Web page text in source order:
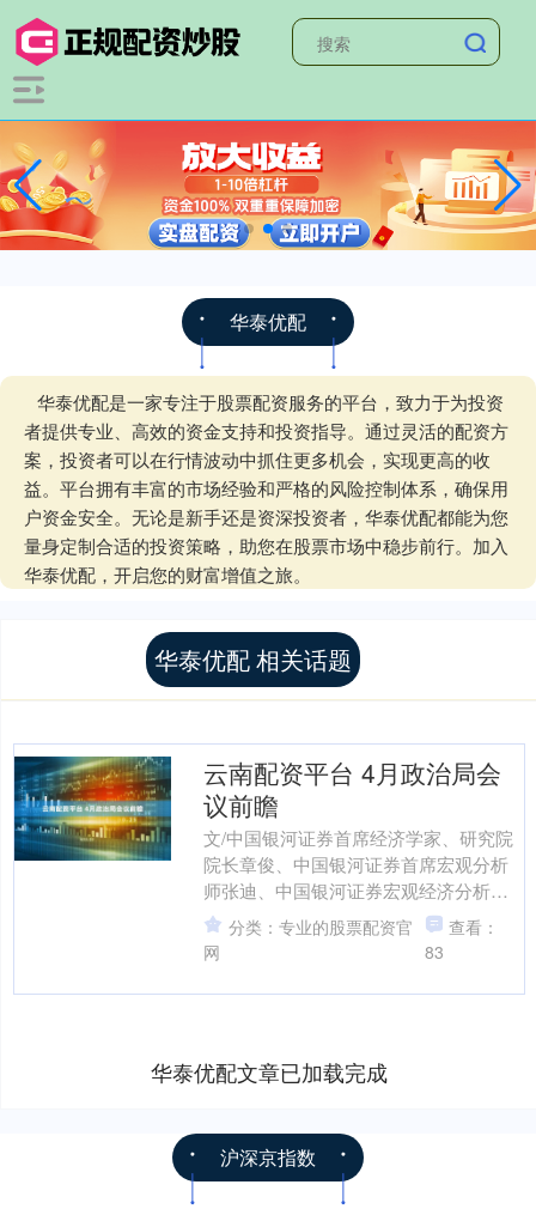
华泰优配
华泰优配是一家专注于股票配资服务的平台，致力于为投资
者提供专业、高效的资金支持和投资指导。通过灵活的配资方
案，投资者可以在行情波动中抓住更多机会，实现更高的收
益。平台拥有丰富的市场经验和严格的风险控制体系，确保用
户资金安全。无论是新手还是资深投资者，华泰优配都能为您
量身定制合适的投资策略，助您在股票市场中稳步前行。加入
华泰优配，开启您的财富增值之旅。
华泰优配 相关话题
云南配资平台 4月政治局会
议前瞻
文/中国银河证券首席经济学家、研究院
院长章俊、中国银河证券首席宏观分析
师张迪、中国银河证券宏观经济分析师
詹璐、吕雷、赵红蕾、铁伟奥 4月政治局
会即将在月底召开。....
分类：专业的股票配资官
网
查看：
83
华泰优配文章已加载完成
沪深京指数